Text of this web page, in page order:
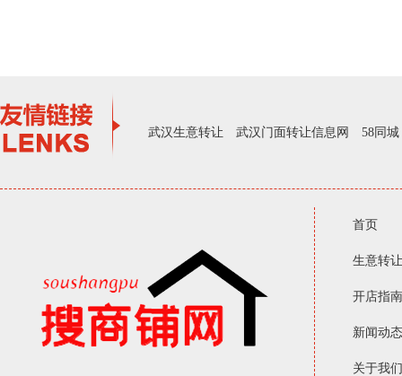
武汉生意转让 武汉门面转让信息网 58同城
首页
生意转让
开店指南
新闻动态
关于我们